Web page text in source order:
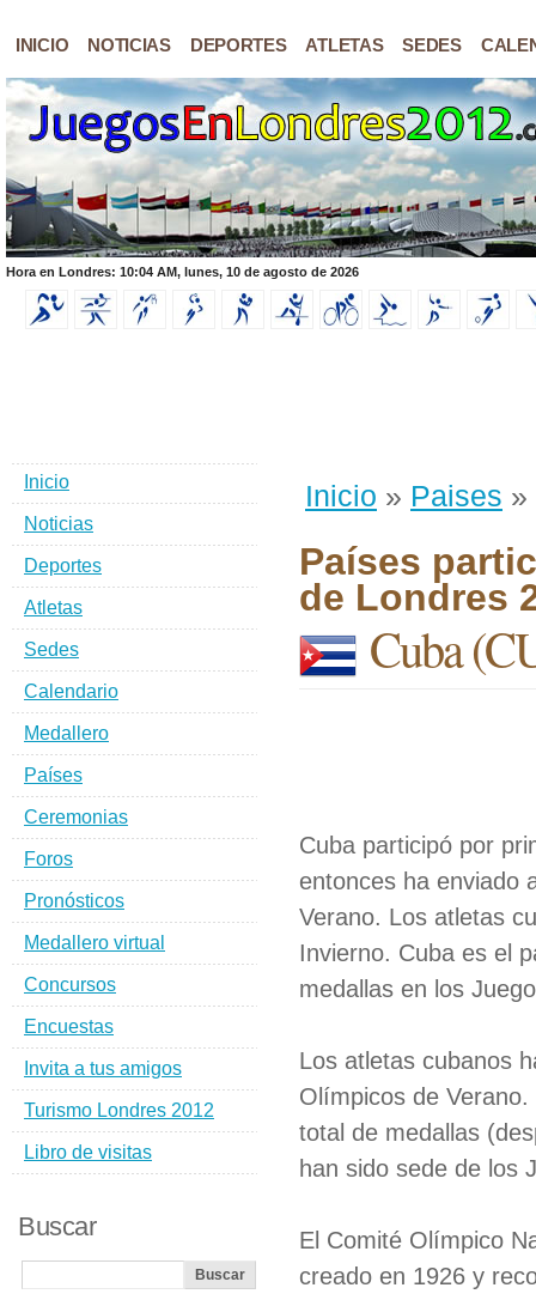
INICIO NOTICIAS DEPORTES ATLETAS SEDES
Hora en Londres: 10:04 AM, lunes, 10 de agosto de 2026
Inicio » Paises »
Países
de Londres
Cuba
Cuba participó por
entonces ha enviado
Verano. Los atletas
Invierno. Cuba es el
medallas en los
Los atletas cubanos
Olímpicos de
total de medallas
han sido sede de los
El Comité Olímpico
creado en 1926 y
Inicio
Noticias
Deportes
Atletas
Sedes
Calendario
Medallero
Países
Ceremonias
Foros
Pronósticos
Medallero virtual
Concursos
Encuestas
Invita a tus amigos
Turismo Londres 2012
Libro de visitas
Buscar